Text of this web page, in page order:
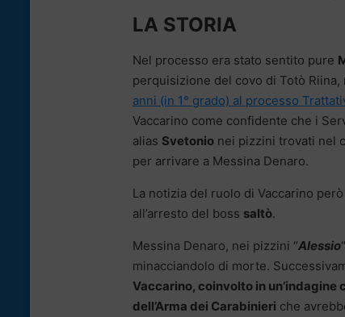
LA STORIA
Nel processo era stato sentito pure
perquisizione del covo di Totò
anni (in 1° grado) al processo
Vaccarino come confidente che i
alias Svetonio nei pizzini trovati nel
per arrivare a Messina Denaro.
La notizia del ruolo di Vaccarino
all’arresto del boss saltò.
Messina Denaro, nei pizzini “Alessio
minacciandolo di morte.
Vaccarino, coinvolto in
dell’Arma dei Carabinieri che